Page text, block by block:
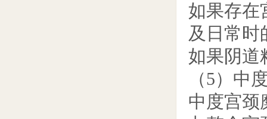
如果存在
及日常时
如果阴道
（5）中
中度宫颈